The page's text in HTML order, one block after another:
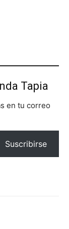
Tapia
en tu correo
Suscribirse